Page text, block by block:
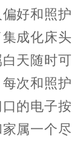
好和照护
成化床头
天随时可
次和照护
的电子按
属一个尽